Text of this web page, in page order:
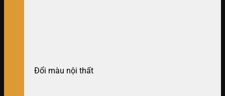
Đổi màu nội thất